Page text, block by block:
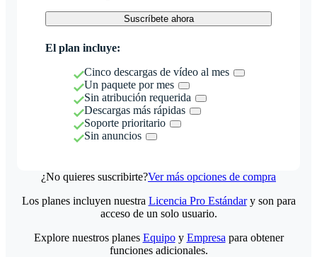
Suscríbete ahora
El plan incluye:
Cinco descargas de vídeo al mes
Un paquete por mes
Sin atribución requerida
Descargas más rápidas
Soporte prioritario
Sin anuncios
¿No quieres suscribirte?Ver más opciones de compra
Los planes incluyen nuestra Licencia Pro Estándary son para
acceso de un solo usuario.
Explore nuestros planes Equipoy Empresa para obtener
funciones adicionales.